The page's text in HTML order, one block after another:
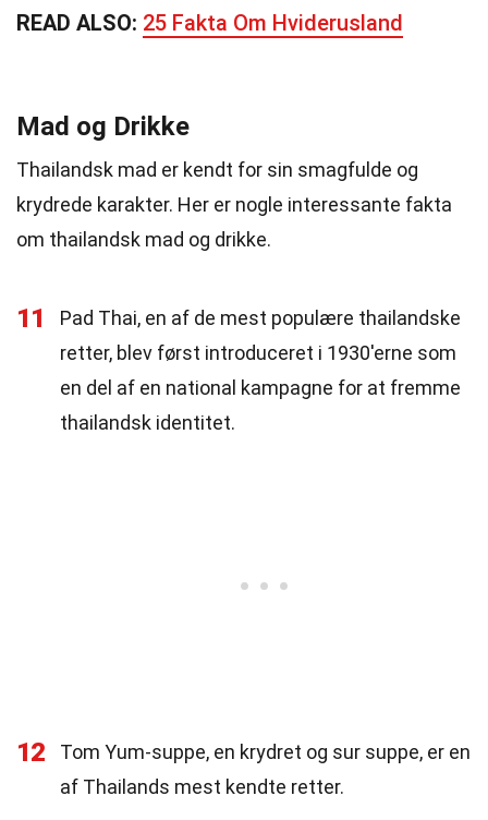
READ ALSO: 25 Fakta Om Hviderusland
Mad og Drikke
Thailandsk mad er kendt for sin smagfulde og
krydrede karakter. Her er nogle interessante fakta
om thailandsk mad og drikke.
11
Pad Thai, en af de mest populære thailandske
retter, blev først introduceret i 1930'erne som
en del af en national kampagne for at fremme
thailandsk identitet.
12
Tom Yum-suppe, en krydret og sur suppe, er en
af Thailands mest kendte retter.